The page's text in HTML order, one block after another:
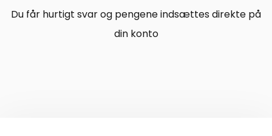
Du får hurtigt svar og pengene indsættes direkte på
din konto